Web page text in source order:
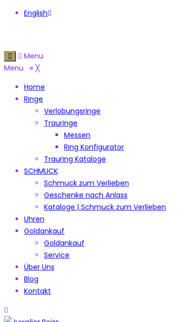
English
Menu
Menu ≡ ╳
Home
Ringe
Verlobungsringe
Trauringe
Messen
Ring Konfigurator
Trauring Kataloge
SCHMUCK
Schmuck zum Verlieben
Geschenke nach Anlass
Kataloge | Schmuck zum Verlieben
Uhren
Goldankauf
Goldankauf
Service
Über Uns
Blog
Kontakt